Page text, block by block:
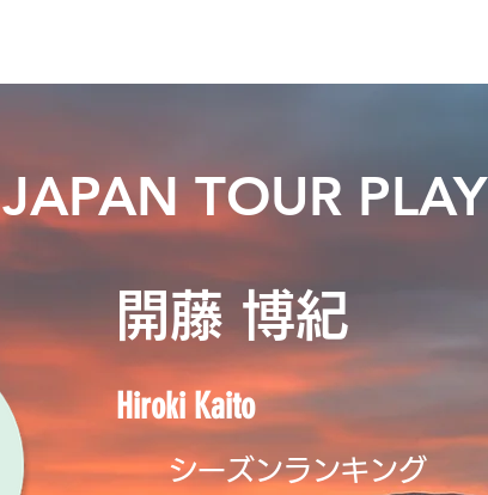
JAPAN TOUR
開藤 博紀
Hiroki Kaito
シーズンランキング